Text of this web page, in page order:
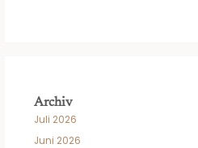
Archiv
Juli 2026
Juni 2026